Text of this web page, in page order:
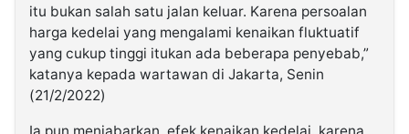
itu bukan salah satu jalan keluar. Karena persoalan
harga kedelai yang mengalami kenaikan fluktuatif
yang cukup tinggi itukan ada beberapa penyebab,”
katanya kepada wartawan di Jakarta, Senin
(21/2/2022)
Ia pun menjabarkan, efek kenaikan kedelai, karena